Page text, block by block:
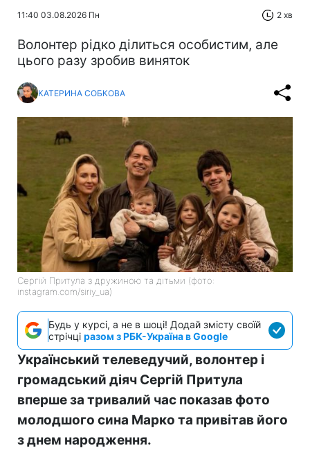
11:40 03.08.2026 Пн 2 хв
Волонтер рідко ділиться особистим, але
цього разу зробив виняток
КАТЕРИНА СОБКОВА
Сергій Притула з дружиною та дітьми (фото:
instagram.com/siriy_ua)
Будь у курсі, а не в шоці! Додай змісту своїй
стрічці разом з РБК-Україна в Google
Український телеведучий, волонтер і
громадський діяч Сергій Притула
вперше за тривалий час показав фото
молодшого сина Марко та привітав його
з днем народження.